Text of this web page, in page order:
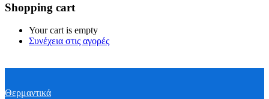
Shopping cart
Your cart is empty
Συνέχεια στις αγορές
Θερμαντικά